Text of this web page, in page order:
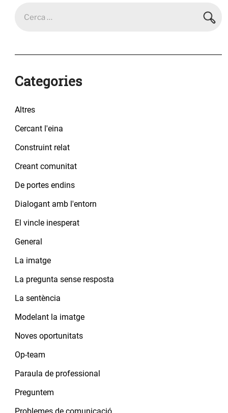
Categories
Altres
Cercant l'eina
Construint relat
Creant comunitat
De portes endins
Dialogant amb l'entorn
El vincle inesperat
General
La imatge
La pregunta sense resposta
La sentència
Modelant la imatge
Noves oportunitats
Op-team
Paraula de professional
Preguntem